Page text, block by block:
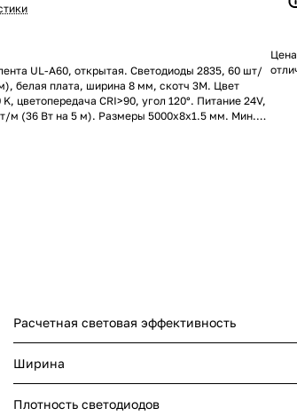
UL-A60, открытая. Светодиоды 2835, 60 шт/
белая плата, ширина 8 мм, скотч 3M. Цвет
цветопередача CRI>90, угол 120°. Питание 24V,
м (36 Вт на 5 м). Размеры 5000x8x1.5 мм. Мин.
6 светодиодов. Цена за 1 м.
Расчетная световая эффективность
Ширина
Плотность светодиодов